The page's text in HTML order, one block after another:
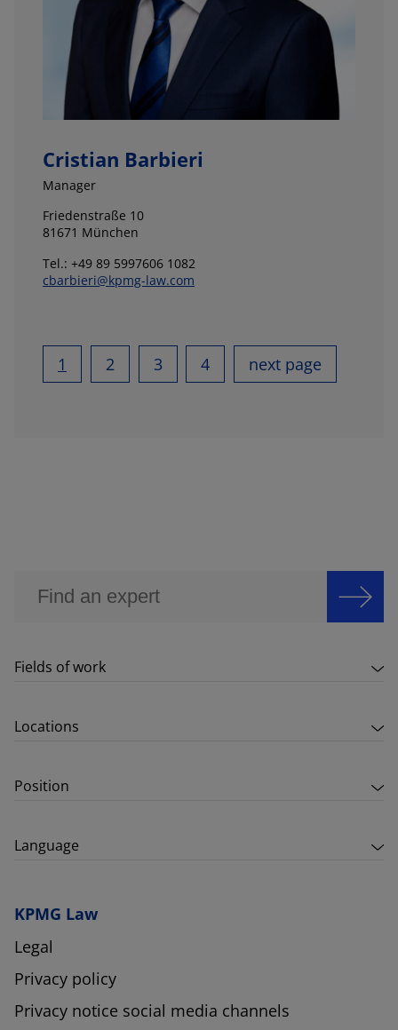
Cristian Barbieri
Manager
Friedenstraße 10
81671 München
Tel.: +49 89 5997606 1082
cbarbieri@kpmg-law.com
1 2 3 4 next page
Fields of work
Locations
Position
Language
KPMG Law
Legal
Privacy policy
Privacy notice social media channels